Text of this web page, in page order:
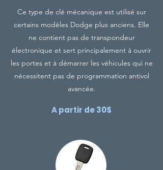
Ce type de clé mécanique est utilisé sur
certains modèles Dodge plus anciens. Elle
ne contient pas de transpondeur
électronique et sert principalement à ouvrir
les portes et à démarrer les véhicules qui ne
nécessitent pas de programmation antivol
avancée.
A partir de 30$